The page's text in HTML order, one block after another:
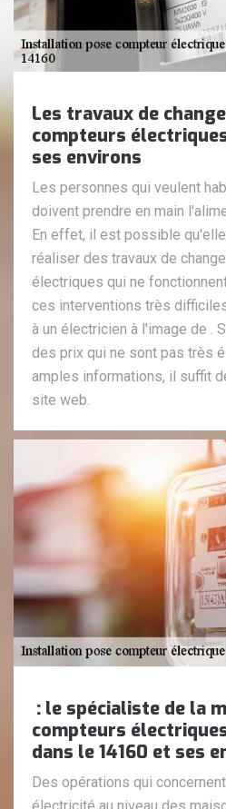
Les travaux de
compteurs
ses environs
Les personnes qui veulent
doivent prendre en main
En effet, il est possible
réaliser des travaux de
électriques qui ne
ces interventions très
à un électricien à l'image de .
des prix qui ne sont pas très
amples informations, il suffit
site web.
: le spécialiste de la
compteurs
dans le 14160 et ses
Des opérations qui